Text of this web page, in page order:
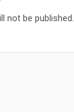
not be published.